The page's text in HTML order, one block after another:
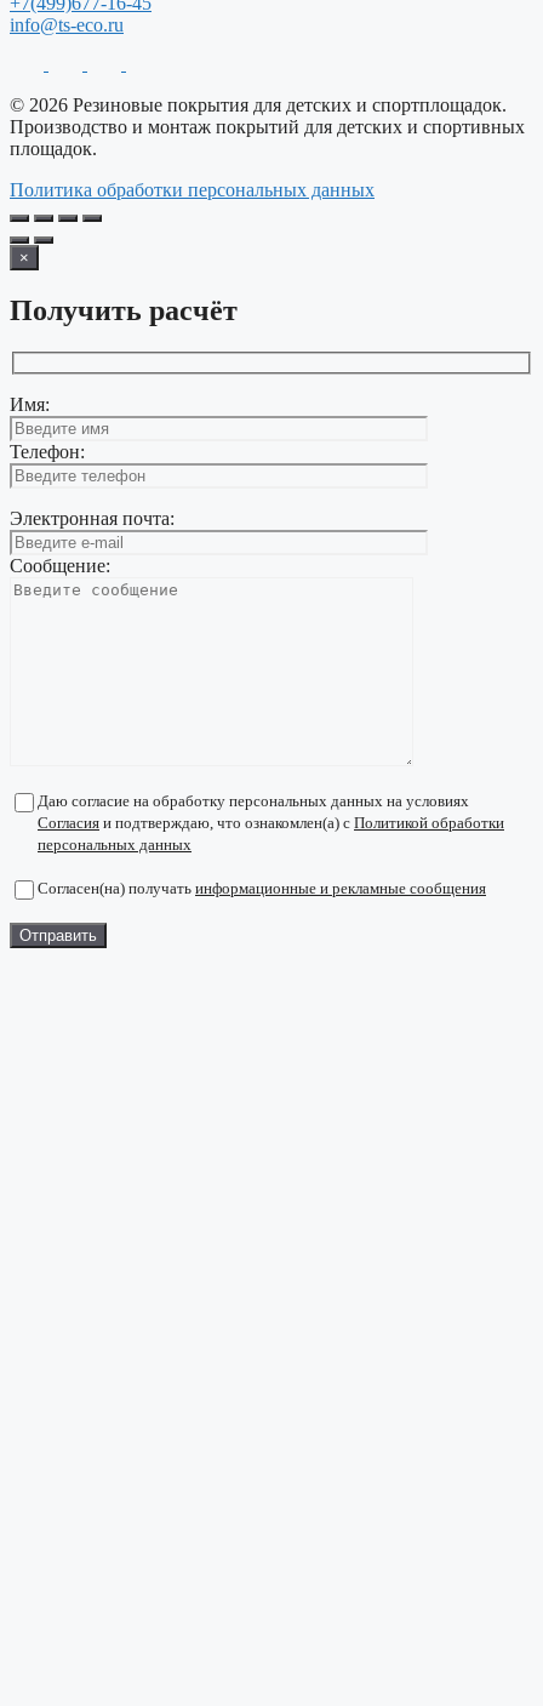
info@ts-eco.ru
© 2026 Резиновые покрытия для детских и спортплощадок.
Производство и монтаж покрытий для детских и спортивных
площадок.
Политика обработки персональных данных
×
Получить расчёт
Имя:
Телефон:
Электронная почта:
Сообщение:
Даю согласие на обработку персональных данных на условиях
Согласия и подтверждаю, что ознакомлен(а) с Политикой обработки
персональных данных
Согласен(на) получать информационные и рекламные сообщения